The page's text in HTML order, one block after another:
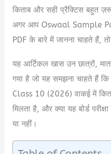
किताब और सही प्रैक्टिस बहुत
अगर आप Oswaal Sample
PDF के बारे में जानना चाहते हैं,
यह आर्टिकल खास उन छात्रों,
गया है जो यह समझना चाहते हैं
Class 10 (2026) वाकई में
मिलता है, और क्या यह बोर्ड
या नहीं।